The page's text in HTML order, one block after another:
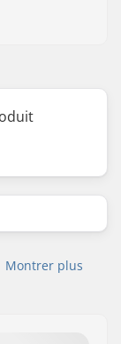
Montrer plus